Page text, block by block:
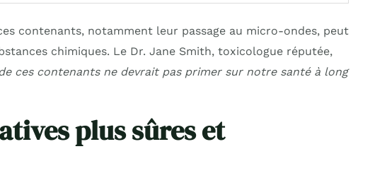
contenants, notamment leur passage au micro-ondes, peut
chimiques. Le Dr. Jane Smith, toxicologue réputée,
ces contenants ne devrait pas primer sur notre santé à long
plus sûres et